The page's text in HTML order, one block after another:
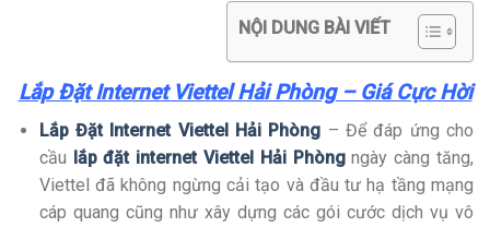
NỘI DUNG BÀI VIẾT
Lắp Đặt Internet Viettel Hải Phòng – Giá Cực Hời
Lắp Đặt Internet Viettel Hải Phòng – Để đáp ứng cho
cầu lắp đặt internet Viettel Hải Phòngngày càng tăng,
Viettel đã không ngừng cải tạo và đầu tư hạ tầng mạng
cáp quang cũng như xây dựng các gói cước dịch vụ vô